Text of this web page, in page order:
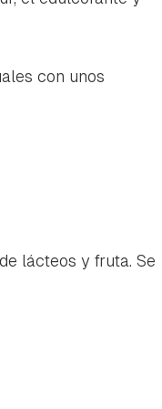
con unos
lácteos y fruta. Se